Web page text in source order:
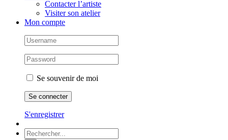
Contacter l’artiste
Visiter son atelier
Mon compte
Se souvenir de moi
S'enregistrer
Rechercher: